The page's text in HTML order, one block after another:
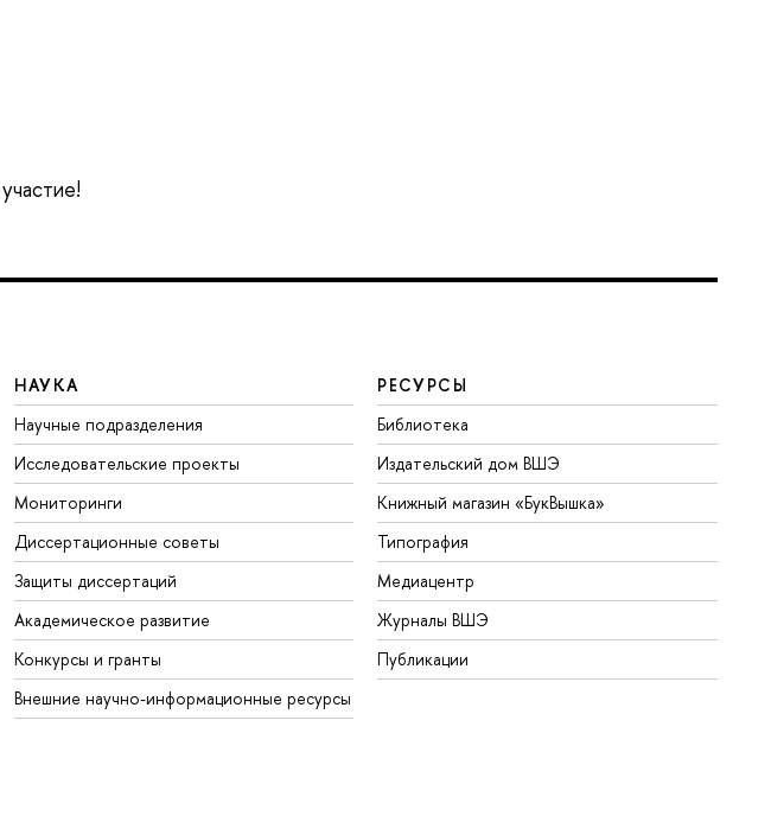
НАУКА
Научные подразделения
Исследовательские проекты
Мониторинги
Диссертационные советы
Защиты диссертаций
Академическое развитие
Конкурсы и гранты
Внешние научно-информационные ресурсы
РЕСУРСЫ
Библиотека
Издательский дом ВШЭ
Книжный магазин «БукВышка»
Типография
Медиацентр
Журналы ВШЭ
Публикации